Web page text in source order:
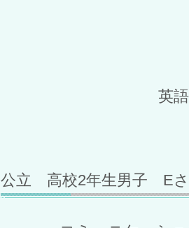
英
公立 高校2年生男子 E